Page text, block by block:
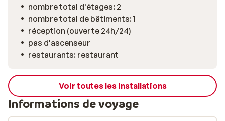
nombre total d'étages: 2
nombre total de bâtiments: 1
réception (ouverte 24h/24)
pas d'ascenseur
restaurants: restaurant
Voir toutes les installations
Informations de voyage